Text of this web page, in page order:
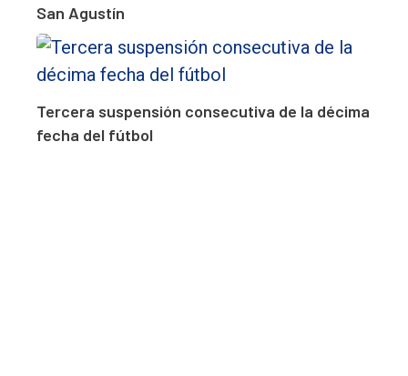
San Agustín
Tercera suspensión consecutiva de la décima
fecha del fútbol